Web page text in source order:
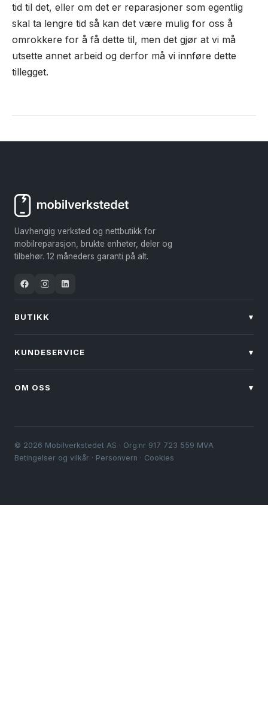
tid til det, eller om det er reparasjoner som egentlig
skal ta lengre tid så kan det være mulig for oss å
omrokkere for å få dette til, men det gjør at vi må
utsette annet arbeid og derfor må vi innføre dette
tillegget.
Uavhengig verksted og nettbutikk for
mobilreparasjon, brukte enheter, deler og
tilbehør. 12 måneders garanti på alt.
BUTIKK ▾
KUNDESERVICE ▾
OM OSS ▾
© 2026 Mobilverkstedet AS · Org.nr 917 723 559 MVA
Betingelser og vilkår · Personvern · Cookies